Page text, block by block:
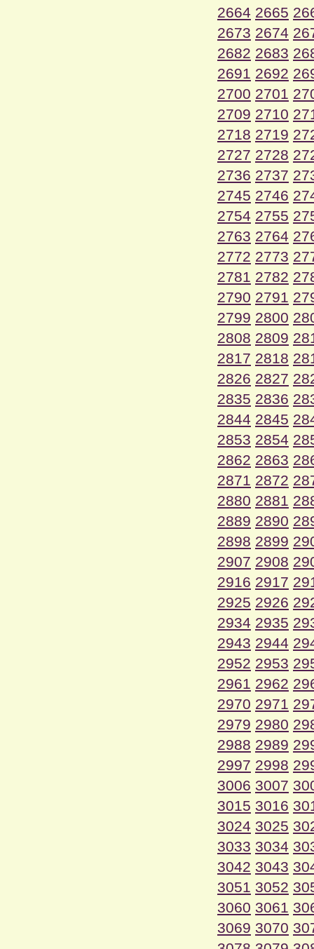
2664 2665
2673 2674
2682 2683
2691 2692
2700 2701
2709 2710
2718 2719
2727 2728
2736 2737
2745 2746
2754 2755
2763 2764
2772 2773
2781 2782
2790 2791
2799 2800
2808 2809
2817 2818
2826 2827
2835 2836
2844 2845
2853 2854
2862 2863
2871 2872
2880 2881
2889 2890
2898 2899
2907 2908
2916 2917
2925 2926
2934 2935
2943 2944
2952 2953
2961 2962
2970 2971
2979 2980
2988 2989
2997 2998
3006 3007
3015 3016
3024 3025
3033 3034
3042 3043
3051 3052
3060 3061
3069 3070